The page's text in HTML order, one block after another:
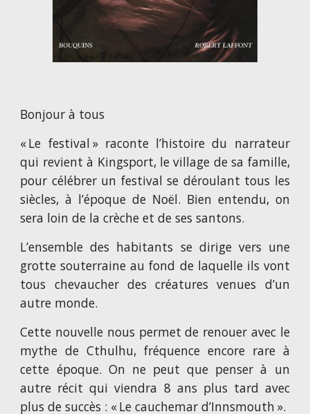
Bonjour à tous
« Le festival » raconte l’histoire du narrateur
qui revient à Kingsport, le village de sa famille,
pour célébrer un festival se déroulant tous les
siècles, à l’époque de Noël. Bien entendu, on
sera loin de la crèche et de ses santons.
L’ensemble des habitants se dirige vers une
grotte souterraine au fond de laquelle ils vont
tous chevaucher des créatures venues d’un
autre monde.
Cette nouvelle nous permet de renouer avec le
mythe de Cthulhu, fréquence encore rare à
cette époque. On ne peut que penser à un
autre récit qui viendra 8 ans plus tard avec
plus de succès : « Le cauchemar d’Innsmouth ».